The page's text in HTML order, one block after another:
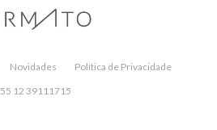
Novidades
Política de Privacidade
55 12 39111715